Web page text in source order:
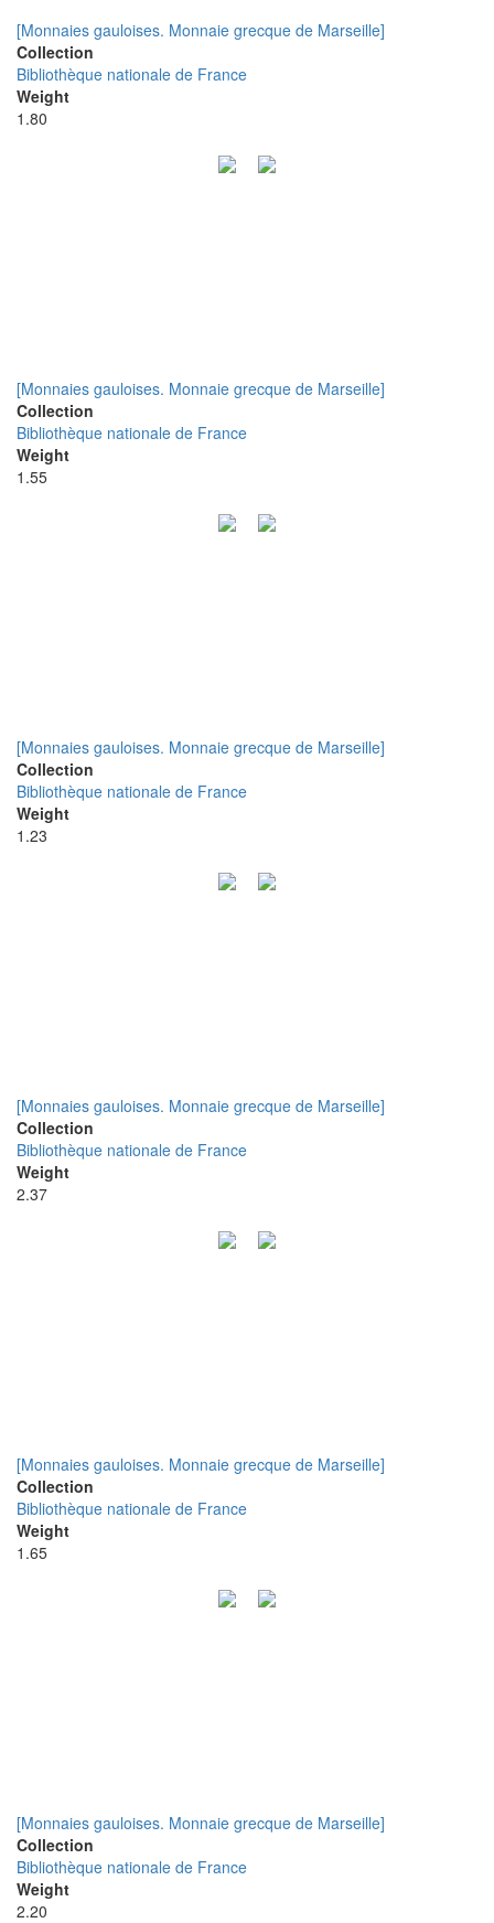
[Monnaies gauloises. Monnaie grecque de Marseille]
Collection
Bibliothèque nationale de France
Weight
1.80
[Monnaies gauloises. Monnaie grecque de Marseille]
Collection
Bibliothèque nationale de France
Weight
1.55
[Monnaies gauloises. Monnaie grecque de Marseille]
Collection
Bibliothèque nationale de France
Weight
1.23
[Monnaies gauloises. Monnaie grecque de Marseille]
Collection
Bibliothèque nationale de France
Weight
2.37
[Monnaies gauloises. Monnaie grecque de Marseille]
Collection
Bibliothèque nationale de France
Weight
1.65
[Monnaies gauloises. Monnaie grecque de Marseille]
Collection
Bibliothèque nationale de France
Weight
2.20